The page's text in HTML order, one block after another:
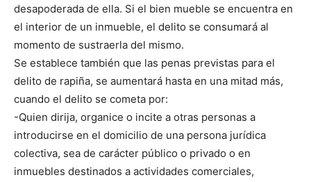
desapoderada de ella. Si el bien mueble se encuentra en
el interior de un inmueble, el delito se consumará al
momento de sustraerla del mismo.
Se establece también que las penas previstas para el
delito de rapiña, se aumentará hasta en una mitad más,
cuando el delito se cometa por:
-Quien dirija, organice o incite a otras personas a
introducirse en el domicilio de una persona jurídica
colectiva, sea de carácter público o privado o en
inmuebles destinados a actividades comerciales,